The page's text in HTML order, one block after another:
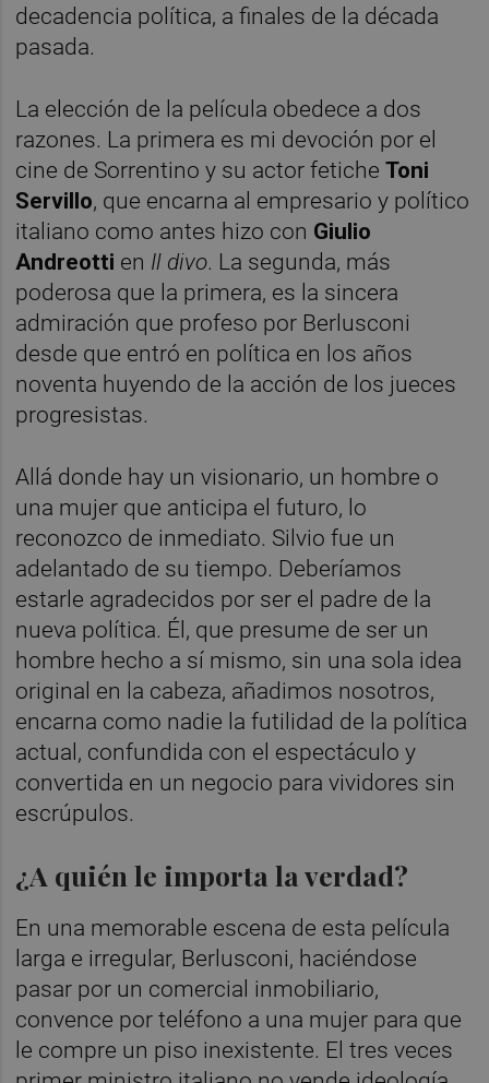
decadencia política, a finales de la década
pasada.
La elección de la película obedece a dos
razones. La primera es mi devoción por el
cine de Sorrentino y su actor feticheToni
Servillo, que encarna al empresario y político
italiano como antes hizo con Giulio
Andreotti en Il divo. La segunda, más
poderosa que la primera, es la sincera
admiración que profeso por Berlusconi
desde que entró en política en los años
noventa huyendo de la acción de los jueces
progresistas.
Allá donde hay un visionario, un hombre o
una mujer que anticipa el futuro, lo
reconozco de inmediato. Silvio fue un
adelantado de su tiempo. Deberíamos
estarle agradecidos por ser el padre de la
nueva política. Él, que presume de ser un
hombre hecho a sí mismo, sin una sola idea
original en la cabeza, añadimos nosotros,
encarna como nadie la futilidad de la política
actual, confundida con el espectáculo y
convertida en un negocio para vividores sin
escrúpulos.
¿A quién le importa la verdad?
En una memorable escena de esta película
larga e irregular, Berlusconi, haciéndose
pasar por un comercial inmobiliario,
convence por teléfono a una mujer para que
le compre un piso inexistente. El tres veces